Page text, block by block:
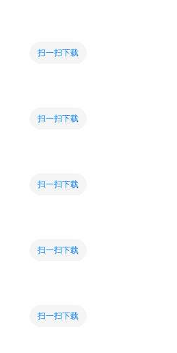
扫一扫下载
扫一扫下载
扫一扫下载
扫一扫下载
扫一扫下载